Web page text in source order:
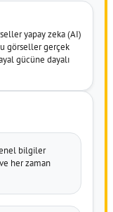
yapay zeka (AI)
görseller gerçek
gücüne dayalı
bilgiler
her zaman